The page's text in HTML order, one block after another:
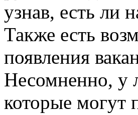
узнав, есть ли
Также есть
появления
Несомненно, у
которые могут